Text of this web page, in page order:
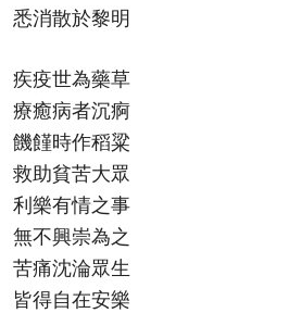
悉消散於黎明
疾疫世為藥草
療癒病者沉痾
饑饉時作稻粱
救助貧苦大眾
利樂有情之事
無不興崇為之
苦痛沈淪眾生
皆得自在安樂